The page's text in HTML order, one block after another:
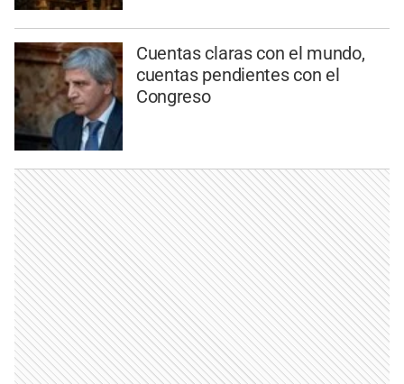
Cuentas claras con el mundo,
cuentas pendientes con el
Congreso